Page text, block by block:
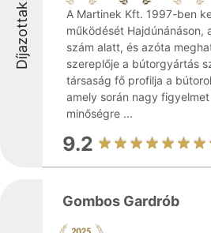
Díjazottak
A Martinek Kft. 1997-ben
működését Hajdúnánáson,
szám alatt, és azóta
szereplője a bútorgyártás
társaság fő profilja a
amely során nagy
minőségre ...
9.2
Gombos Gardrób